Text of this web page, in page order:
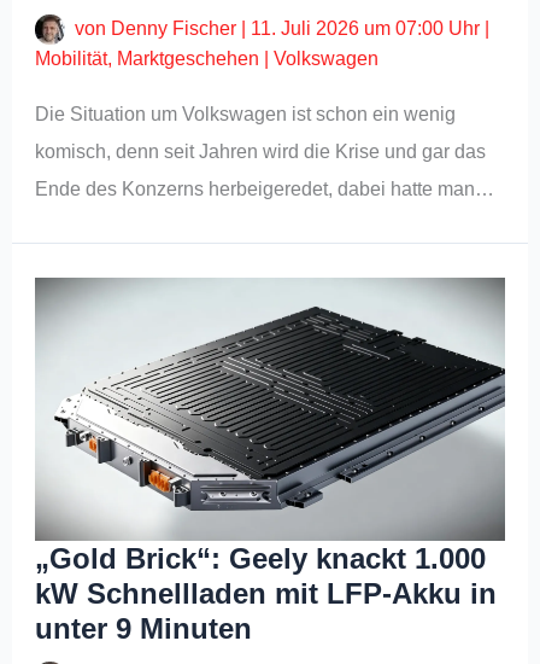
von Denny Fischer 11. Juli 2026 um 07:00 Uhr
Mobilität, Marktgeschehen |Volkswagen
Die Situation um Volkswagen ist schon ein wenig
komisch, denn seit Jahren wird die Krise und gar das
Ende des Konzerns herbeigeredet, dabei hatte man…
„Gold Brick“: Geely knackt 1.000
kW Schnellladen mit LFP-Akku in
unter 9 Minuten